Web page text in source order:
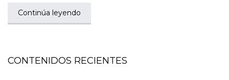
Continúa leyendo
CONTENIDOS RECIENTES